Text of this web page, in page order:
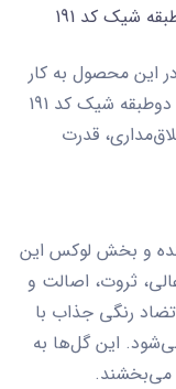
شیک کد 191
این محصول به کار
شیک کد 191
قدرت
و بخش لوکس این
ثروت، اصالت و
تضاد رنگی جذاب با
این گل‌ها به
می‌بخشند.